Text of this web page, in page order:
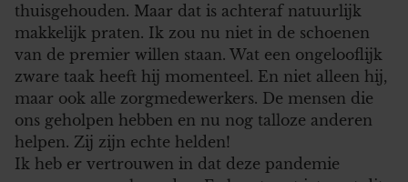
thuisgehouden. Maar dat is achteraf natuurlijk
makkelijk praten. Ik zou nu niet in de schoenen
van de premier willen staan. Wat een ongelooflijk
zware taak heeft hij momenteel. En niet alleen hij,
maar ook alle zorgmedewerkers. De mensen die
ons geholpen hebben en nu nog talloze anderen
helpen. Zij zijn echte helden!
Ik heb er vertrouwen in dat deze pandemie